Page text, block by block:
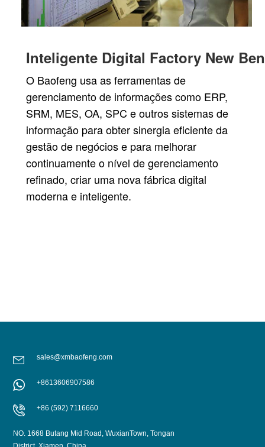
Inteligente Digital Factory New
O Baofeng usa as ferramentas de
gerenciamento de informações como ERP,
SRM, MES, OA, SPC e outros sistemas de
informação para obter sinergia eficiente da
gestão de negócios e para melhorar
continuamente o nível de gerenciamento
refinado, criar uma nova fábrica digital
moderna e inteligente.
sales@xmbaofeng.com
+8613606907586
+86 (592) 7116660
NO. 1668 Butang Mid Road, WuxianTown, Tongan